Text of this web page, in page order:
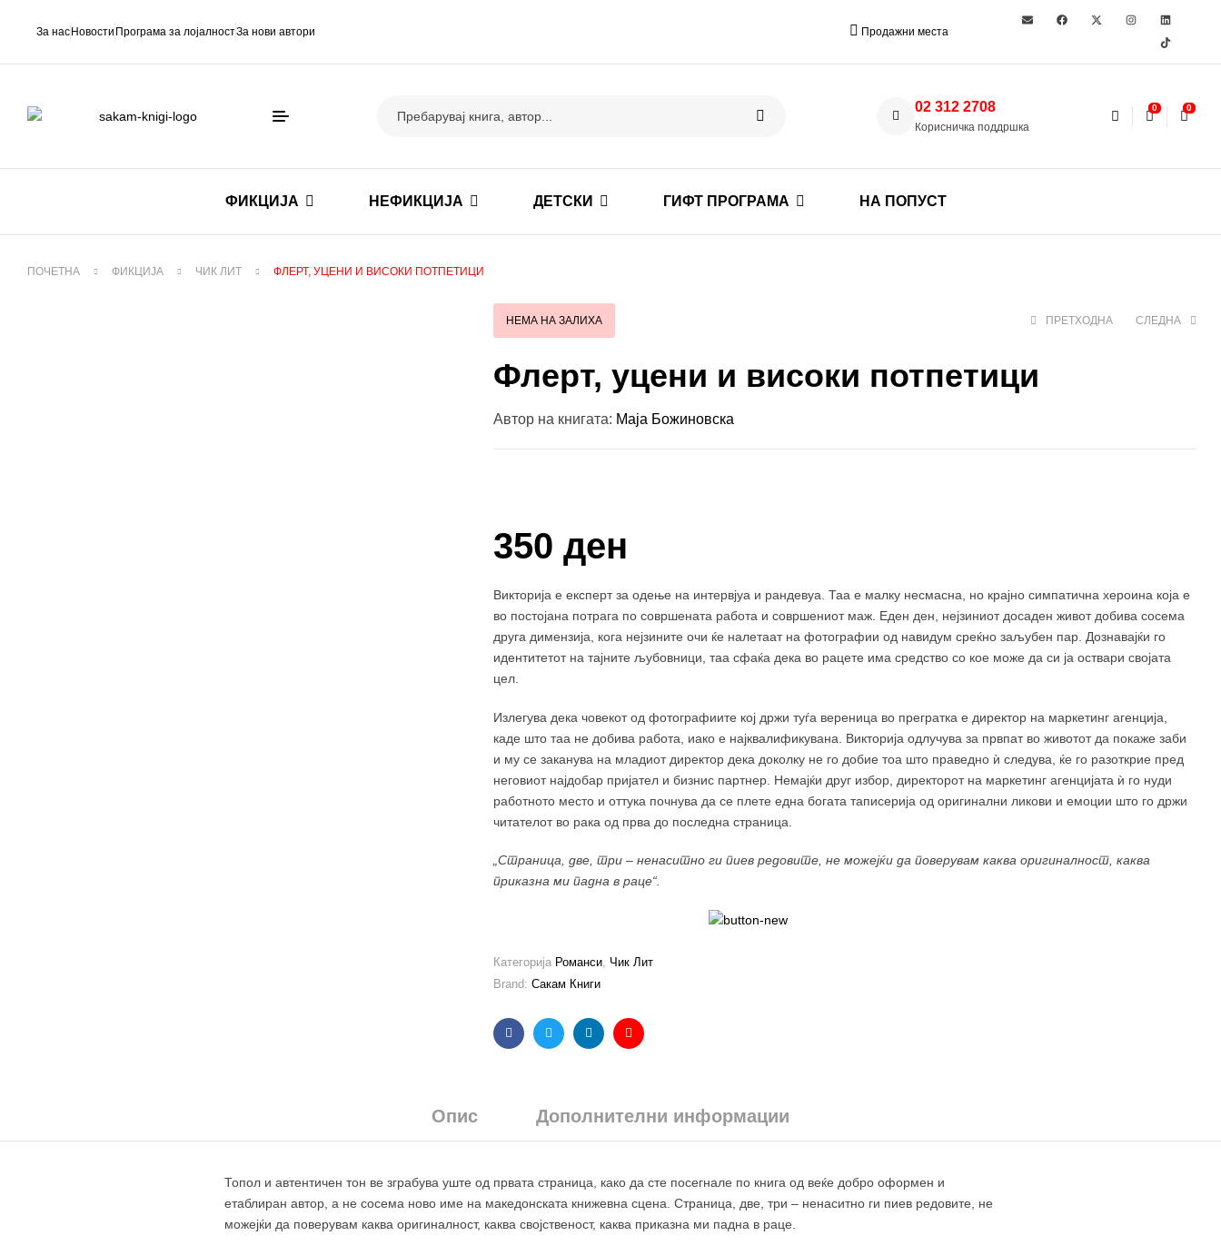
За нас Новости Програма за лојалностЗа нови автори Продажни места
02 312 2708
Корисничка поддршка
0 0
ФИКЦИЈА НЕФИКЦИЈА ДЕТСКИ ГИФТ ПРОГРАМА НА ПОПУСТ
ПОЧЕТНА ФИКЦИЈА ЧИК ЛИТ ФЛЕРТ, УЦЕНИ И ВИСОКИ ПОТПЕТИЦИ
НЕМА НА ЗАЛИХА ПРЕТХОДНА СЛЕДНА
Флерт, уцени и високи потпетици
Автор на книгата: Маја Божиновска
350 ден
Викторија е експерт за одење на интервјуа и рандевуа. Таа е малку несмасна, но крајно симпатична хероина која е
во постојана потрага по совршената работа и совршениот маж. Еден ден, нејзиниот досаден живот добива сосема
друга димензија, кога нејзините очи ќе налетаат на фотографии од навидум среќно заљубен пар. Дознавајќи го
идентитетот на тајните љубовници, таа сфаќа дека во рацете има средство со кое може да си ја оствари својата
цел.
Излегува дека човекот од фотографиите кој држи туѓа вереница во прегратка е директор на маркетинг агенција,
каде што таа не добива работа, иако е најквалификувана. Викторија одлучува за првпат во животот да покаже заби
и му се заканува на младиот директор дека доколку не го добие тоа што праведно ѝ следува, ќе го разоткрие пред
неговиот најдобар пријател и бизнис партнер. Немајќи друг избор, директорот на маркетинг агенцијата ѝ го нуди
работното место и оттука почнува да се плете една богата таписерија од оригинални ликови и емоции што го држи
читателот во рака од прва до последна страница.
„Страница, две, три – ненаситно ги пиев редовите, не можејќи да поверувам каква оригиналност, каква
приказна ми падна в раце“.
Категорија Романси, Чик Лит
Brand: Сакам Книги
FacebookTwitterLinkedinEmail
Опис Дополнителни информации
Топол и автентичен тон ве зграбува уште од првата страница, како да сте посегнале по книга од веќе добро оформен и
етаблиран автор, а не сосема ново име на македонската книжевна сцена. Страница, две, три – ненаситно ги пиев редовите, не
можејќи да поверувам каква оригиналност, каква својственост, каква приказна ми падна в раце.